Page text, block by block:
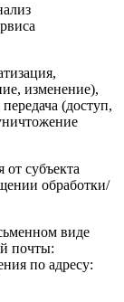
изменение),
(доступ,
субъекта
обработки/
виде
почты:
по адресу: